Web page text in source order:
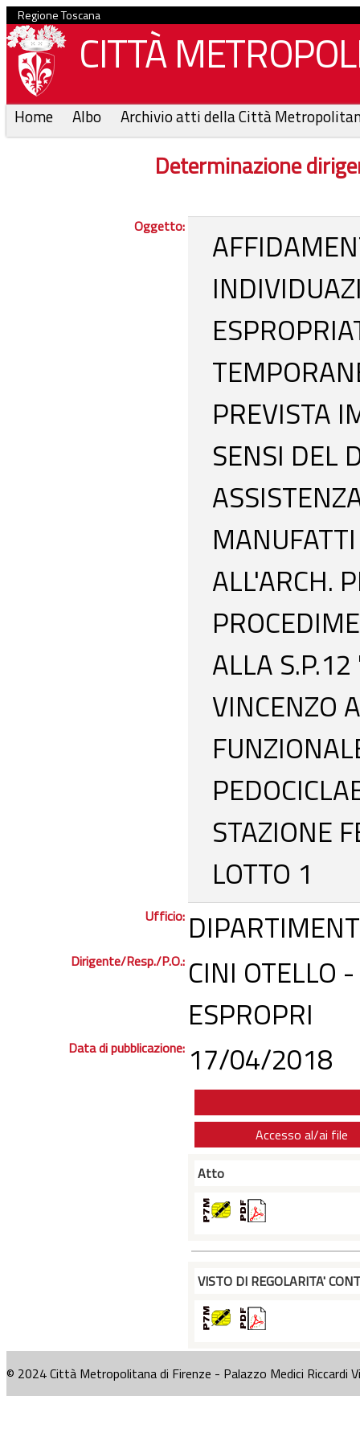
Regione Toscana
CITTÀ
Home Albo Archivio atti della Città
Determinazione
Oggetto:
PREVISTA
SENSI DEL
ALL'ARCH.
ALLA
VINCENZO
STAZIONE
LOTTO 1
Ufficio:
Dirigente/Resp./P.O.: CINI OTELLO
ESPROPRI
Data di pubblicazione: 17/04/2018
Accesso al/ai file
Atto
VISTO DI REGOLARITA'
© 2024 Città Metropolitana di Firenze - Palazzo Medici Riccardi